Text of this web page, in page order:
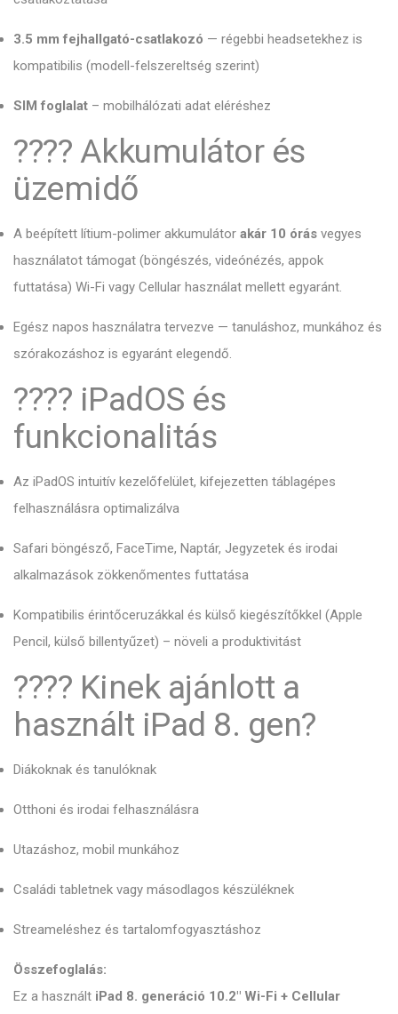
3.5 mm fejhallgató-csatlakozó — régebbi headsetekhez is
kompatibilis (modell-felszereltség szerint)
SIM foglalat – mobilhálózati adat eléréshez
???? Akkumulátor és
üzemidő
A beépített lítium-polimer akkumulátor akár 10 órás vegyes
használatot támogat (böngészés, videónézés, appok
futtatása) Wi-Fi vagy Cellular használat mellett egyaránt.
Egész napos használatra tervezve — tanuláshoz, munkához és
szórakozáshoz is egyaránt elegendő.
???? iPadOS és
funkcionalitás
Az iPadOS intuitív kezelőfelület, kifejezetten táblagépes
felhasználásra optimalizálva
Safari böngésző, FaceTime, Naptár, Jegyzetek és irodai
alkalmazások zökkenőmentes futtatása
Kompatibilis érintőceruzákkal és külső kiegészítőkkel (Apple
Pencil, külső billentyűzet) – növeli a produktivitást
???? Kinek ajánlott a
használt iPad 8. gen?
Diákoknak és tanulóknak
Otthoni és irodai felhasználásra
Utazáshoz, mobil munkához
Családi tabletnek vagy másodlagos készüléknek
Streameléshez és tartalomfogyasztáshoz
Összefoglalás:
Ez a használt iPad 8. generáció 10.2″ Wi-Fi + Cellular